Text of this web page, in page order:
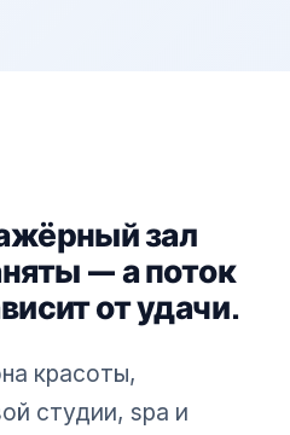
зал
— а поток
от удачи.
красоты,
студии, spa и